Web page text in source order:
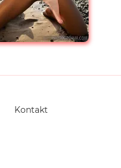
Kontakt